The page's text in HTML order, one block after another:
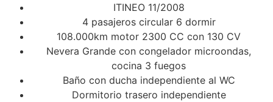
ITINEO 11/2008
4 pasajeros circular 6 dormir
108.000km motor 2300 CC con 130 CV
Nevera Grande con congelador microondas,
cocina 3 fuegos
Baño con ducha independiente al WC
Dormitorio trasero independiente